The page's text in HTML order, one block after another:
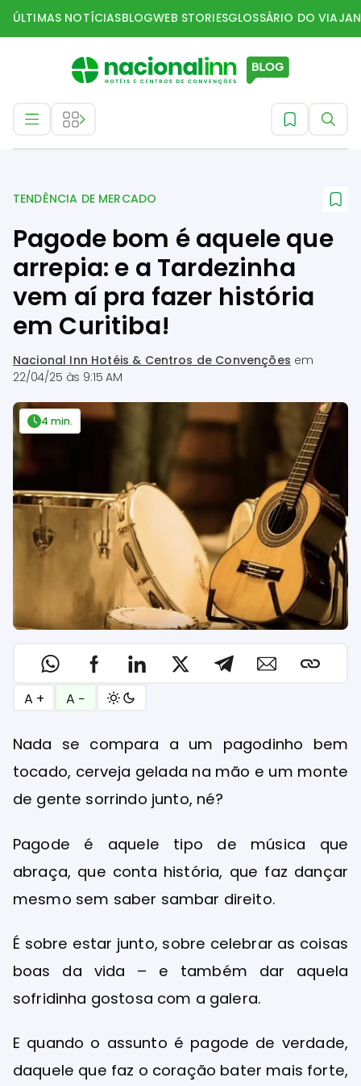
ÚLTIMAS NOTÍCIASBLOGWEB STORIESGLOSSÁRIO DO
Tendência de mercado
TENDÊNCIA DE MERCADO
Pagode bom é aquele que
arrepia: e a Tardezinha
vem aí pra fazer história
em Curitiba!
Nacional Inn Hotéis & Centros de Convenções em
22/04/25 às 9:15 AM
4 min.
A + A −
Nada se compara a um pagodinho bem
tocado, cerveja gelada na mão e um monte
de gente sorrindo junto, né?
Pagode é aquele tipo de música que
abraça, que conta história, que faz dançar
mesmo sem saber sambar direito.
É sobre estar junto, sobre celebrar as coisas
boas da vida – e também dar aquela
sofridinha gostosa com a galera.
E quando o assunto é pagode de verdade,
daquele que faz o coração bater mais forte,